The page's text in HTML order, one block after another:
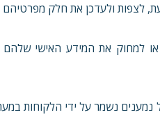
לצפות ולעדכן את חלק
או למחוק את המידע האישי
נשמר על ידי הלקוחות